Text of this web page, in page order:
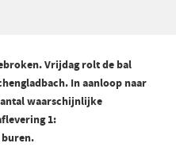
Vrijdag rolt de bal
In aanloop naar
waarschijnlijke
1: